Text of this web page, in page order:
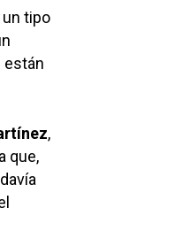
un tipo
,
que,